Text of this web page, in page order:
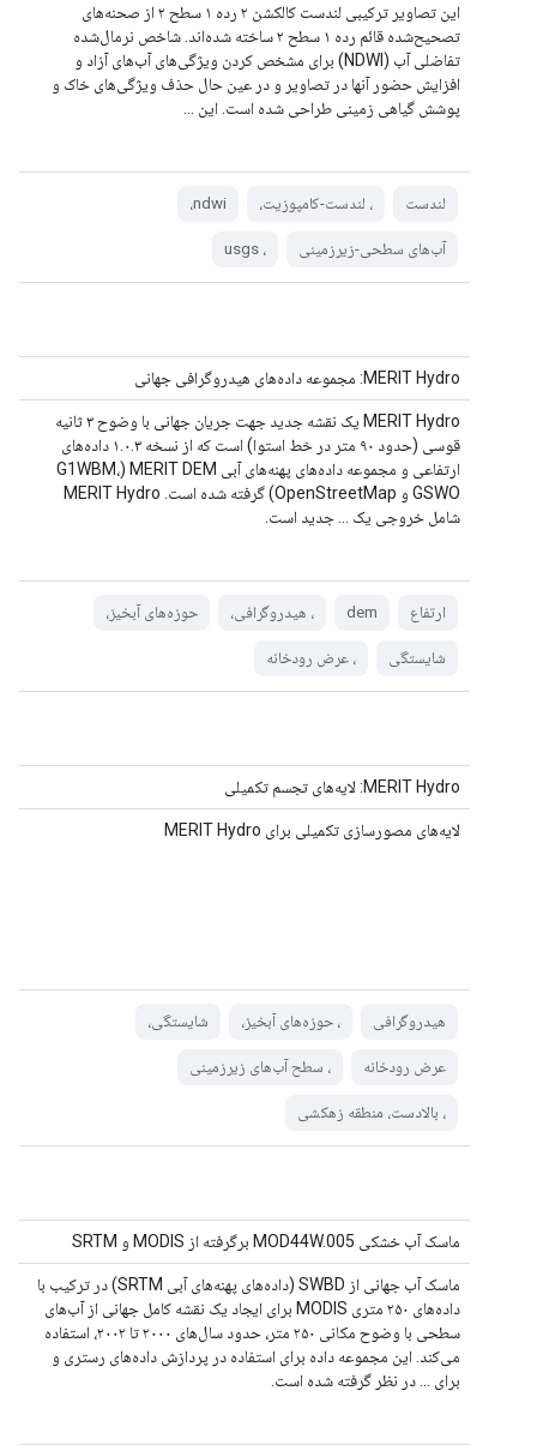
این تصاویر ترکیبی لندست کالکشن ۲ رده ۱ سطح ۲ از صحنه‌های
تصحیح‌شده قائم رده ۱ سطح ۲ ساخته شده‌اند. شاخص نرمال‌شده
تفاضلی آب (NDWI) برای مشخص کردن ویژگی‌های آب‌های آزاد و
افزایش حضور آنها در تصاویر و در عین حال حذف ویژگی‌های خاک و
پوشش گیاهی زمینی طراحی شده است. این ...
لندست ، لندست-کامپوزیت، ndwi،
آب‌های سطحی-زیرزمینی ، usgs
MERIT Hydro: مجموعه داده‌های هیدروگرافی جهانی
MERIT Hydro یک نقشه جدید جهت جریان جهانی با وضوح ۳ ثانیه
قوسی (حدود ۹۰ متر در خط استوا) است که از نسخه ۱.۰.۳ داده‌های
ارتفاعی و مجموعه داده‌های پهنه‌های آبی MERIT DEM (G1WBM،
GSWO و OpenStreetMap) گرفته شده است. MERIT Hydro
شامل خروجی یک ... جدید است.
ارتفاع dem ، هیدروگرافی، حوزه‌های آبخیز،
شایستگی ، عرض رودخانه
MERIT Hydro: لایه‌های تجسم تکمیلی
لایه‌های مصورسازی تکمیلی برای MERIT Hydro
هیدروگرافی ، حوزه‌های آبخیز، شایستگی،
عرض رودخانه ، سطح آب‌های زیرزمینی
، بالادست، منطقه زهکشی
ماسک آب خشکی MOD44W.005 برگرفته از MODIS و SRTM
ماسک آب جهانی از SWBD (داده‌های پهنه‌های آبی SRTM) در ترکیب با
داده‌های ۲۵۰ متری MODIS برای ایجاد یک نقشه کامل جهانی از آب‌های
سطحی با وضوح مکانی ۲۵۰ متر، حدود سال‌های ۲۰۰۰ تا ۲۰۰۲، استفاده
می‌کند. این مجموعه داده برای استفاده در پردازش داده‌های رستری و
برای ... در نظر گرفته شده است.